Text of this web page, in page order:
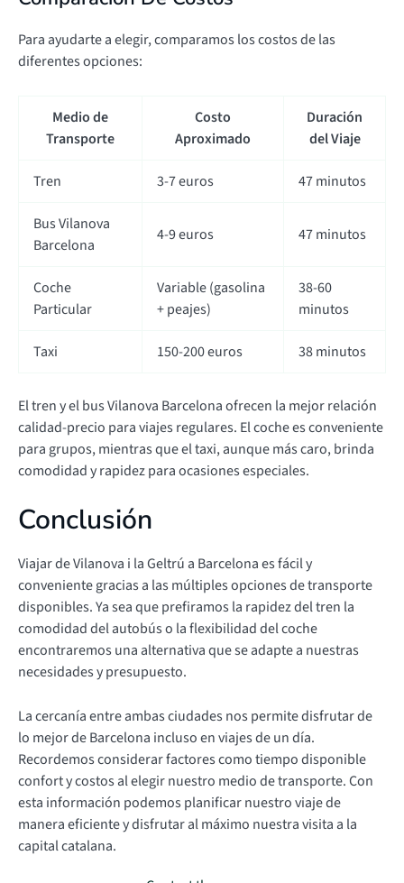
Para ayudarte a elegir, comparamos los costos de las
diferentes opciones:
Medio de
Transporte
Costo
Aproximado
Duración
del Viaje
Tren 3-7 euros 47 minutos
Bus Vilanova
Barcelona
4-9 euros 47 minutos
Coche
Particular
Variable (gasolina
+ peajes)
38-60
minutos
Taxi 150-200 euros 38 minutos
El tren y el bus Vilanova Barcelona ofrecen la mejor relación
calidad-precio para viajes regulares. El coche es conveniente
para grupos, mientras que el taxi, aunque más caro, brinda
comodidad y rapidez para ocasiones especiales.
Conclusión
Viajar de Vilanova i la Geltrú a Barcelona es fácil y
conveniente gracias a las múltiples opciones de transporte
disponibles. Ya sea que prefiramos la rapidez del tren la
comodidad del autobús o la flexibilidad del coche
encontraremos una alternativa que se adapte a nuestras
necesidades y presupuesto.
La cercanía entre ambas ciudades nos permite disfrutar de
lo mejor de Barcelona incluso en viajes de un día.
Recordemos considerar factores como tiempo disponible
confort y costos al elegir nuestro medio de transporte. Con
esta información podemos planificar nuestro viaje de
manera eficiente y disfrutar al máximo nuestra visita a la
capital catalana.